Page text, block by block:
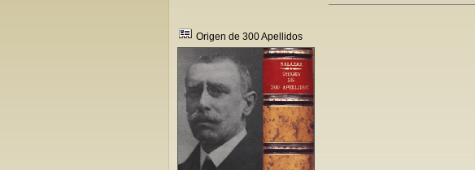
Origen de 300 Apellidos